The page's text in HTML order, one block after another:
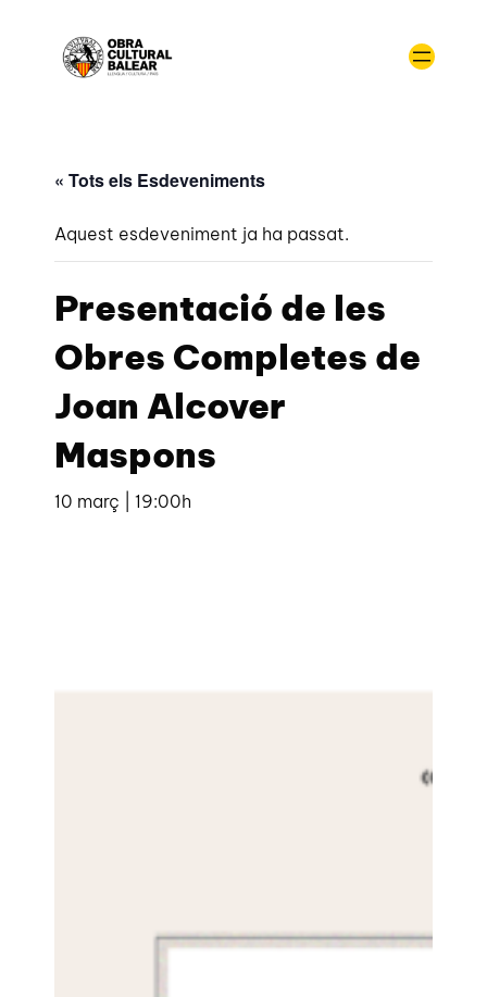
« Tots els Esdeveniments
Aquest esdeveniment ja ha passat.
Presentació de les
Obres Completes de
Joan Alcover
Maspons
10 març | 19:00h